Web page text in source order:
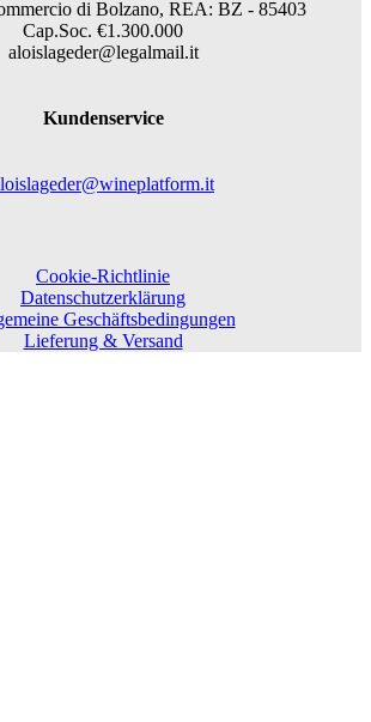
di Bolzano, REA: BZ - 85403
Cap.Soc. €1.300.000
aloislageder@legalmail.it
Kundenservice
Cookie-Richtlinie
Datenschutzerklärung
Geschäftsbedingungen
Lieferung & Versand